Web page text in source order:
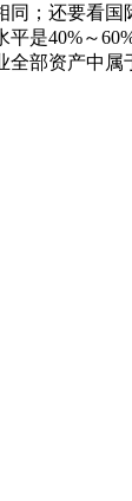
；还要看
是40%～
部资产中属